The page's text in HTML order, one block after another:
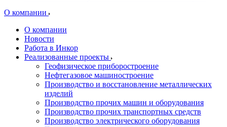
О компании
О компании
Новости
Работа в Инкор
Реализованные проекты
Геофизическое приборостроение
Нефтегазовое машиностроение
Производство и восстановление металлических
изделий
Производство прочих машин и оборудования
Производство прочих транспортных средств
Производство электрического оборудования